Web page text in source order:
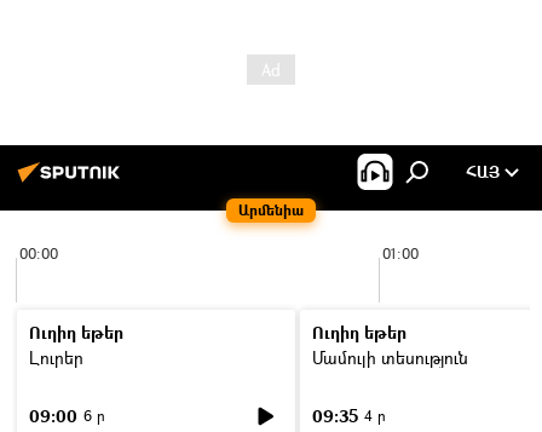
Արմենիա
ՀԱՅ
00:00 01:00
Ուղիղ եթեր
Լուրեր
09:00 6 ր
Ուղիղ եթեր
Մամուլի տեսություն
09:35 4 ր